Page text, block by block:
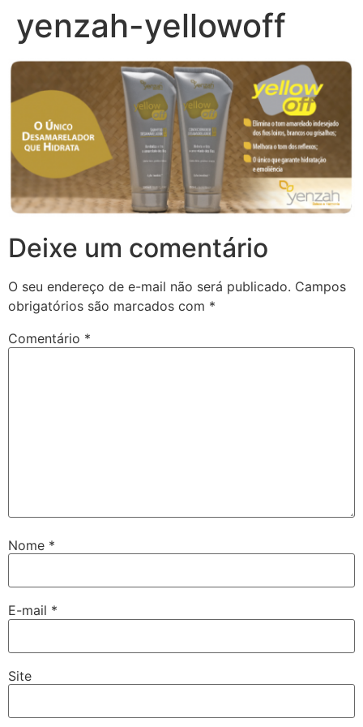
yenzah-yellowoff
Deixe um comentário
O seu endereço de e-mail não será publicado. Campos
obrigatórios são marcados com *
Comentário *
Nome *
E-mail *
Site